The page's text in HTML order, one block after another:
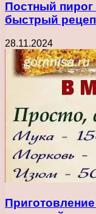
Постный
быстрый
28.11.2024